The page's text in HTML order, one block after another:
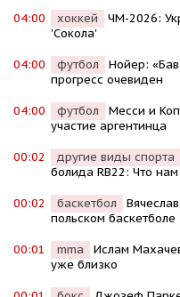
04:00 хоккей
ЧМ-2026:
'Сокола'
04:00 футбол
Нойер:
прогресс очевиден
04:00 футбол
Месси и
участие аргентинца
00:02 другие виды спорта
болида RB22: Что
00:02 баскетбол
польском баскетболе
00:01 mma
Ислам
уже близко